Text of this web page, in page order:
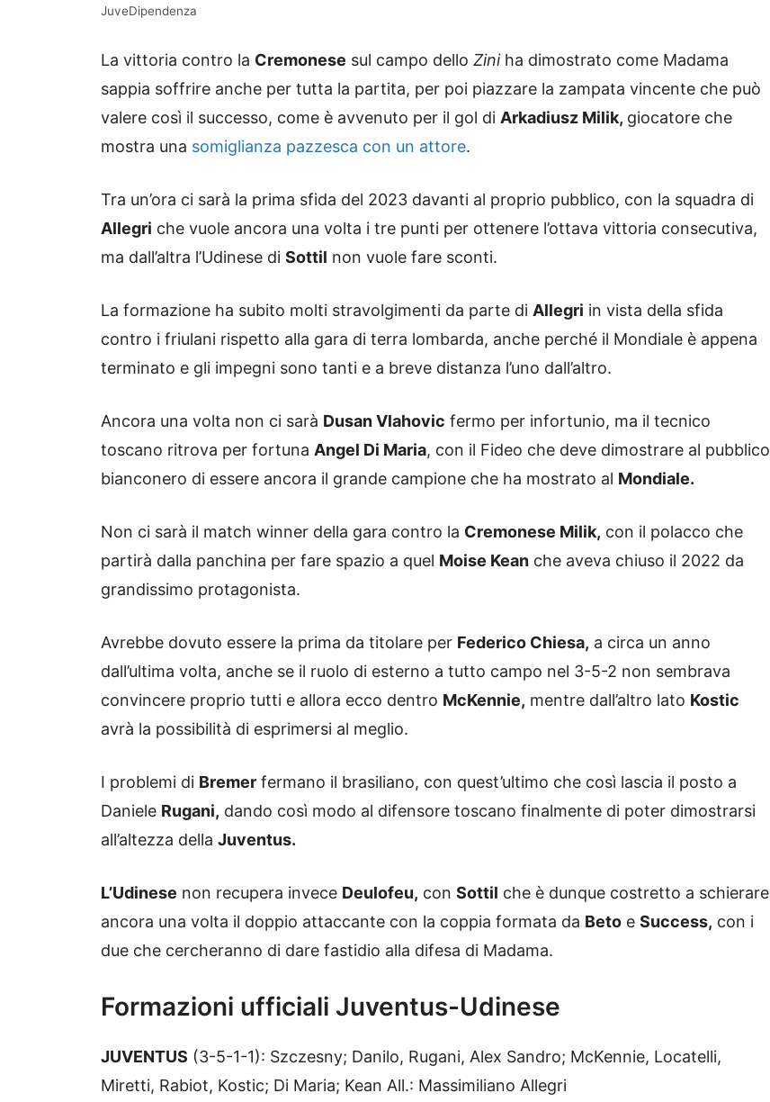
JuveDipendenza
La vittoria contro la Cremonese sul campo dello Ziniha dimostrato come Madama
sappia soffrire anche per tutta la partita, per poi piazzare la zampata vincente che può
valere così il successo, come è avvenuto per il gol di Arkadiusz Milik, giocatore che
mostra una somiglianza pazzesca con un attore.
Tra un’ora ci sarà la prima sfida del 2023 davanti al proprio pubblico, con la squadra di
Allegri che vuole ancora una volta i tre punti per ottenere l’ottava vittoria consecutiva,
ma dall’altra l’Udinese di Sottil non vuole fare sconti.
La formazione ha subito molti stravolgimenti da parte di Allegri in vista della sfida
contro i friulani rispetto alla gara di terra lombarda, anche perché il Mondiale è appena
terminato e gli impegni sono tanti e a breve distanza l’uno dall’altro.
Ancora una volta non ci sarà Dusan Vlahovic fermo per infortunio, ma il tecnico
toscano ritrova per fortuna Angel Di Maria, con il Fideo che deve dimostrare al pubblico
bianconero di essere ancora il grande campione che ha mostrato al Mondiale.
Non ci sarà il match winner della gara contro la Cremonese Milik, con il polacco che
partirà dalla panchina per fare spazio a quel Moise Kean che aveva chiuso il 2022 da
grandissimo protagonista.
Avrebbe dovuto essere la prima da titolare per Federico Chiesa, a circa un anno
dall’ultima volta, anche se il ruolo di esterno a tutto campo nel 3-5-2 non sembrava
convincere proprio tutti e allora ecco dentro McKennie, mentre dall’altro lato Kostic
avrà la possibilità di esprimersi al meglio.
I problemi di Bremer fermano il brasiliano, con quest’ultimo che così lascia il posto a
Daniele Rugani, dando così modo al difensore toscano finalmente di poter dimostrarsi
all’altezza della Juventus.
L’Udinese non recupera invece Deulofeu, con Sottil che è dunque costretto a schierare
ancora una volta il doppio attaccante con la coppia formata da Beto e Success, con i
due che cercheranno di dare fastidio alla difesa di Madama.
Formazioni ufficiali Juventus-Udinese
JUVENTUS (3-5-1-1): Szczesny; Danilo, Rugani, Alex Sandro; McKennie, Locatelli,
Miretti, Rabiot, Kostic; Di Maria; Kean All.: Massimiliano Allegri